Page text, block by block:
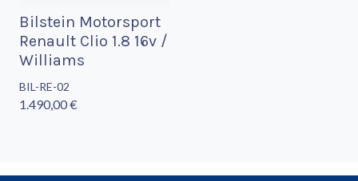
Bilstein Motorsport
Renault Clio 1.8 16v /
Williams
BIL-RE-02
1.490,00 €